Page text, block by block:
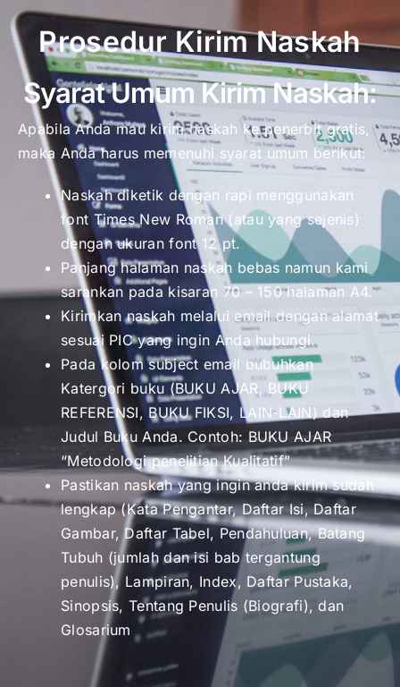
Prosedur Kirim Naskah
Syarat Umum Kirim Naskah:
Apabila Anda mau kirim naskah ke penerbit gratis,
maka Anda harus memenuhi syarat umum berikut:
Naskah diketik dengan rapi menggunakan
font Times New Roman (atau yang sejenis)
dengan ukuran font 12 pt.
Panjang halaman naskah bebas namun kami
sarankan pada kisaran 70 – 150 halaman A4.
Kirimkan naskah melalui email dengan alamat
sesuai PIC yang ingin Anda hubungi.
Pada kolom subject email bubuhkan
Katergori buku (BUKU AJAR, BUKU
REFERENSI, BUKU FIKSI, LAIN-LAIN) dan
Judul Buku Anda. Contoh: BUKU AJAR
“Metodologi penelitian Kualitatif”
Pastikan naskah yang ingin anda kirim sudah
lengkap (Kata Pengantar, Daftar Isi, Daftar
Gambar, Daftar Tabel, Pendahuluan, Batang
Tubuh (jumlah dan isi bab tergantung
penulis), Lampiran, Index, Daftar Pustaka,
Sinopsis, Tentang Penulis (Biografi), dan
Glosarium